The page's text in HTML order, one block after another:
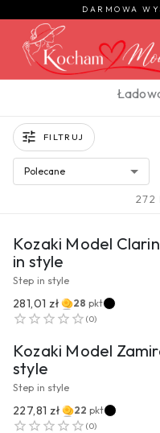
DARMOWA
FILTRUJ
Polecane
272
Kozaki Model
in style
Step in style
281,01 zł 28 pkt
(0)
Kozaki Model
style
Step in style
227,81 zł 22 pkt
(0)